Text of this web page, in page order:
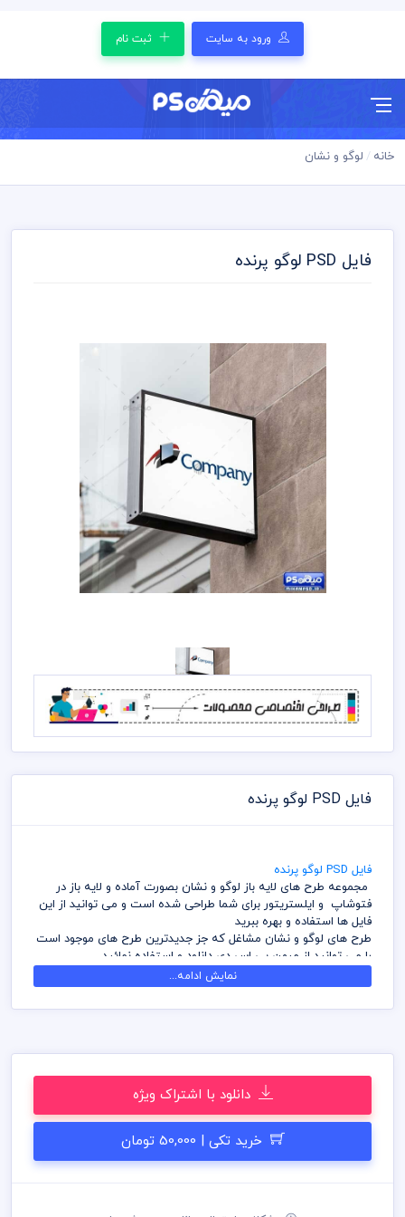
ورود به سایت ثبت نام
خانه لوگو و نشان
دانلود با اشتراک ویژه
خرید تکی | 50,000 تومان
فایل PSD لوگو پرنده
فایل PSD لوگو پرنده
فایل PSD لوگو پرنده
مجموعه طرح های لایه باز لوگو و نشان بصورت آماده و لایه باز در
فتوشاپ و ایلستریتور برای شما طراحی شده است و می توانید از این
فایل ها استفاده و بهره ببرید
طرح های لوگو و نشان مشاغل که جز جدیدترین طرح های موجود است
را می توانید از میهن پی اس دی دانلود و استفاده نمائید
آرشیو طرح های لوگو و نشان میهن پی اس دی شامل طرح های لایه
باز از لوگو و نشان مشاغل همراه با رنگ و ظاهر متفاوت می باشد
شما می توانید با تهیه بسته های اشتراک ویژه در وقت و هزینه خود
فتوشاپ و یا ایلستریتور است که می توانید بدون محدودیت کلیه
فابل های موجود را در هر ابعادی بدون افت کیفیت بزرگ نمایی کنید
قبل از دانلود از کلیه های طرح های لایه باز سایت میهن پی اس دی
رعایت کلیه موارد و قانون الزامی است
مسئولیت ناشی از عدم بررسی فایل ها اعم از رنگ، ابعاد و موارد دیگر
به عهده خریدار می باشد
نمایش ادامه...